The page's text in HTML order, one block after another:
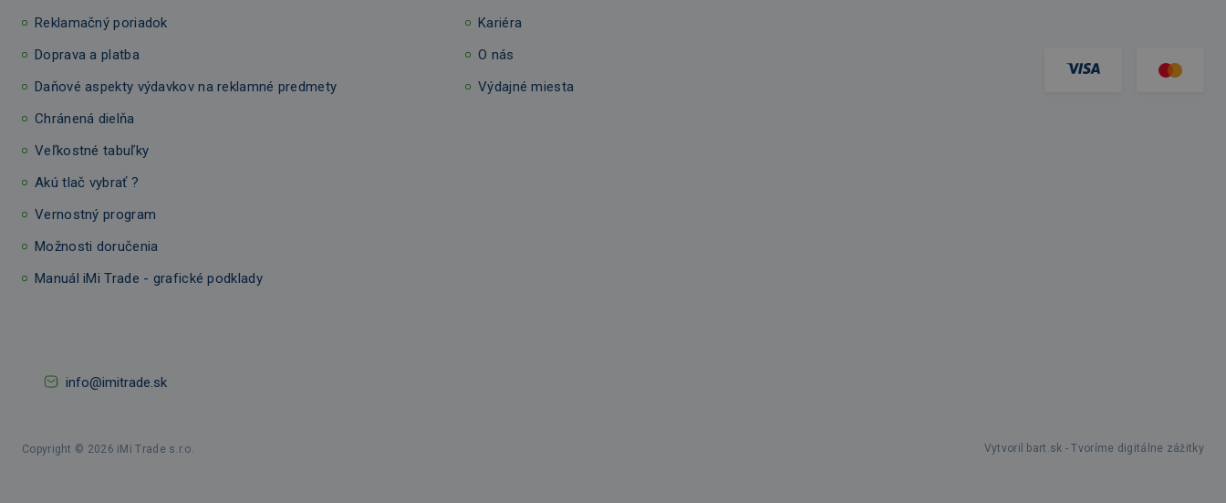
Reklamačný poriadok
Doprava a platba
Daňové aspekty výdavkov na reklamné predmety
Chránená dielňa
Veľkostné tabuľky
Akú tlač vybrať ?
Vernostný program
Možnosti doručenia
Manuál iMi Trade - grafické podklady
Kariéra
O nás
Výdajné miesta
info@imitrade.sk
Copyright © 2026 iMi Trade s.r.o. Vytvoril bart.sk - Tvoríme digitálne zážitky